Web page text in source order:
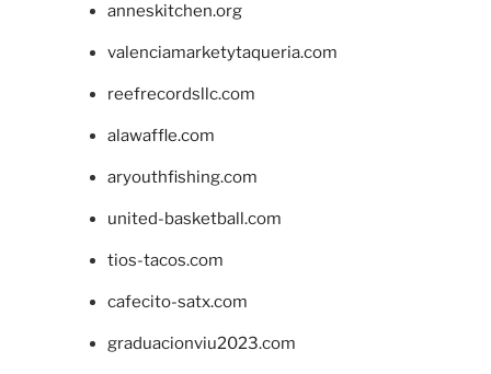
anneskitchen.org
valenciamarketytaqueria.com
reefrecordsllc.com
alawaffle.com
aryouthfishing.com
united-basketball.com
tios-tacos.com
cafecito-satx.com
graduacionviu2023.com